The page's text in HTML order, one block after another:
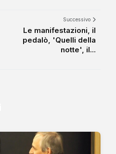
Successivo
Le manifestazioni, il
pedalò, 'Quelli della
notte', il...